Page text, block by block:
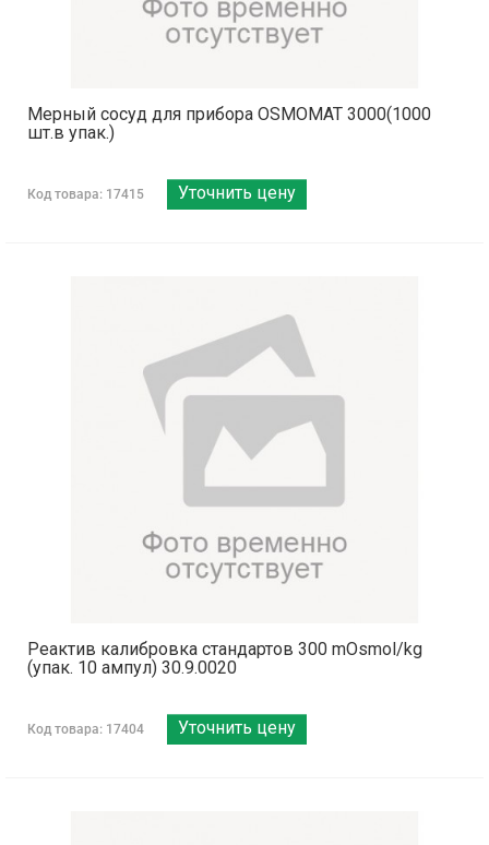
Мерный сосуд для прибора OSMOMAT 3000(1000
шт.в упак.)
Код товара: 17415 Уточнить цену
Реактив калибровка стандартов 300 mOsmol/kg
(упак. 10 ампул) 30.9.0020
Код товара: 17404 Уточнить цену